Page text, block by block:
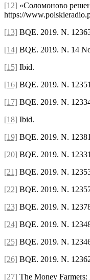
[12] «Соломоново
https://
[13] BQE. 2019. N.
[14] BQE. 2019. N. 14
[15] Ibid.
[16] BQE. 2019. N.
[17] BQE. 2019. N.
[18] Ibid.
[19] BQE. 2019. N.
[20] BQE. 2019. N.
[21] BQE. 2019. N.
[22] BQE. 2019. N.
[23] BQE. 2019. N.
[24] BQE. 2019. N.
[25] BQE. 2019. N.
[26] BQE. 2019. N.
[27] The Money